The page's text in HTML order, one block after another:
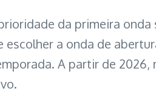
da primeira
escolher a onda de
A partir de